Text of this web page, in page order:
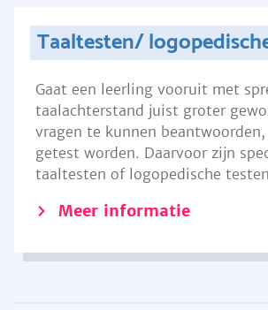
Taaltesten/
Gaat een leerling vooruit met
taalachterstand juist groter
vragen te kunnen
getest worden. Daarvoor zijn
taaltesten of logopedische
Meer informatie